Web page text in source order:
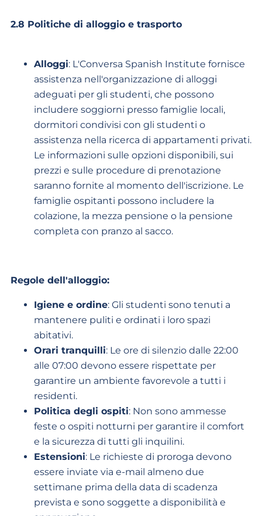
2.8 Politiche di alloggio e trasporto
Alloggi: L'Conversa Spanish Institute fornisce
assistenza nell'organizzazione di alloggi
adeguati per gli studenti, che possono
includere soggiorni presso famiglie locali,
dormitori condivisi con gli studenti o
assistenza nella ricerca di appartamenti privati.
Le informazioni sulle opzioni disponibili, sui
prezzi e sulle procedure di prenotazione
saranno fornite al momento dell'iscrizione. Le
famiglie ospitanti possono includere la
colazione, la mezza pensione o la pensione
completa con pranzo al sacco.
Regole dell'alloggio:
Igiene e ordine: Gli studenti sono tenuti a
mantenere puliti e ordinati i loro spazi
abitativi.
Orari tranquilli: Le ore di silenzio dalle 22:00
alle 07:00 devono essere rispettate per
garantire un ambiente favorevole a tutti i
residenti.
Politica degli ospiti: Non sono ammesse
feste o ospiti notturni per garantire il comfort
e la sicurezza di tutti gli inquilini.
Estensioni: Le richieste di proroga devono
essere inviate via e-mail almeno due
settimane prima della data di scadenza
prevista e sono soggette a disponibilità e